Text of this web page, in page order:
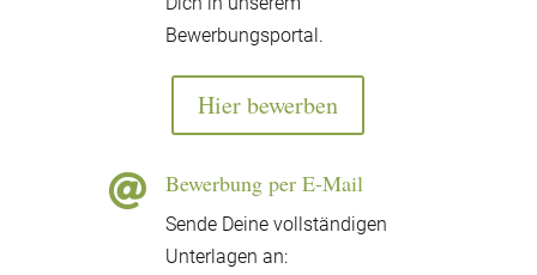
Bewerbungsportal.
Hier bewerben
 Bewerbung per E-Mail
Sende Deine vollständigen
Unterlagen an: